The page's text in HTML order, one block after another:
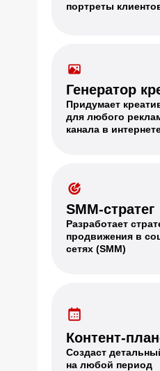
Генератор
Придумает
для любого
канала в
Контент-
Создаст
на любой период
SMM-стратег
Разработает
продвижения в
сетях (SMM)
портреты